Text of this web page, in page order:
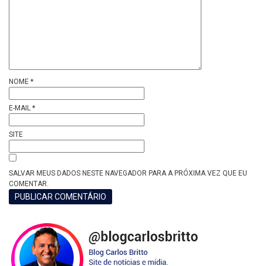
NOME *
E-MAIL *
SITE
SALVAR MEUS DADOS NESTE NAVEGADOR PARA A PRÓXIMA VEZ QUE EU
COMENTAR.